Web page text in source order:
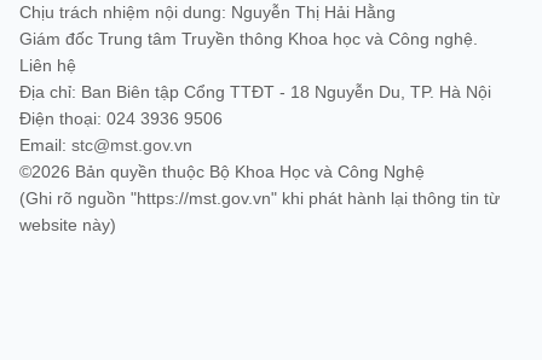
Chịu trách nhiệm nội dung: Nguyễn Thị Hải Hằng
Giám đốc Trung tâm Truyền thông Khoa học và Công nghệ.
Liên hệ
Địa chỉ: Ban Biên tập Cổng TTĐT - 18 Nguyễn Du, TP. Hà Nội
Điện thoại: 024 3936 9506
Email: stc@mst.gov.vn
©2026 Bản quyền thuộc Bộ Khoa Học và Công Nghệ
(Ghi rõ nguồn "https://mst.gov.vn" khi phát hành lại thông tin từ
website này)